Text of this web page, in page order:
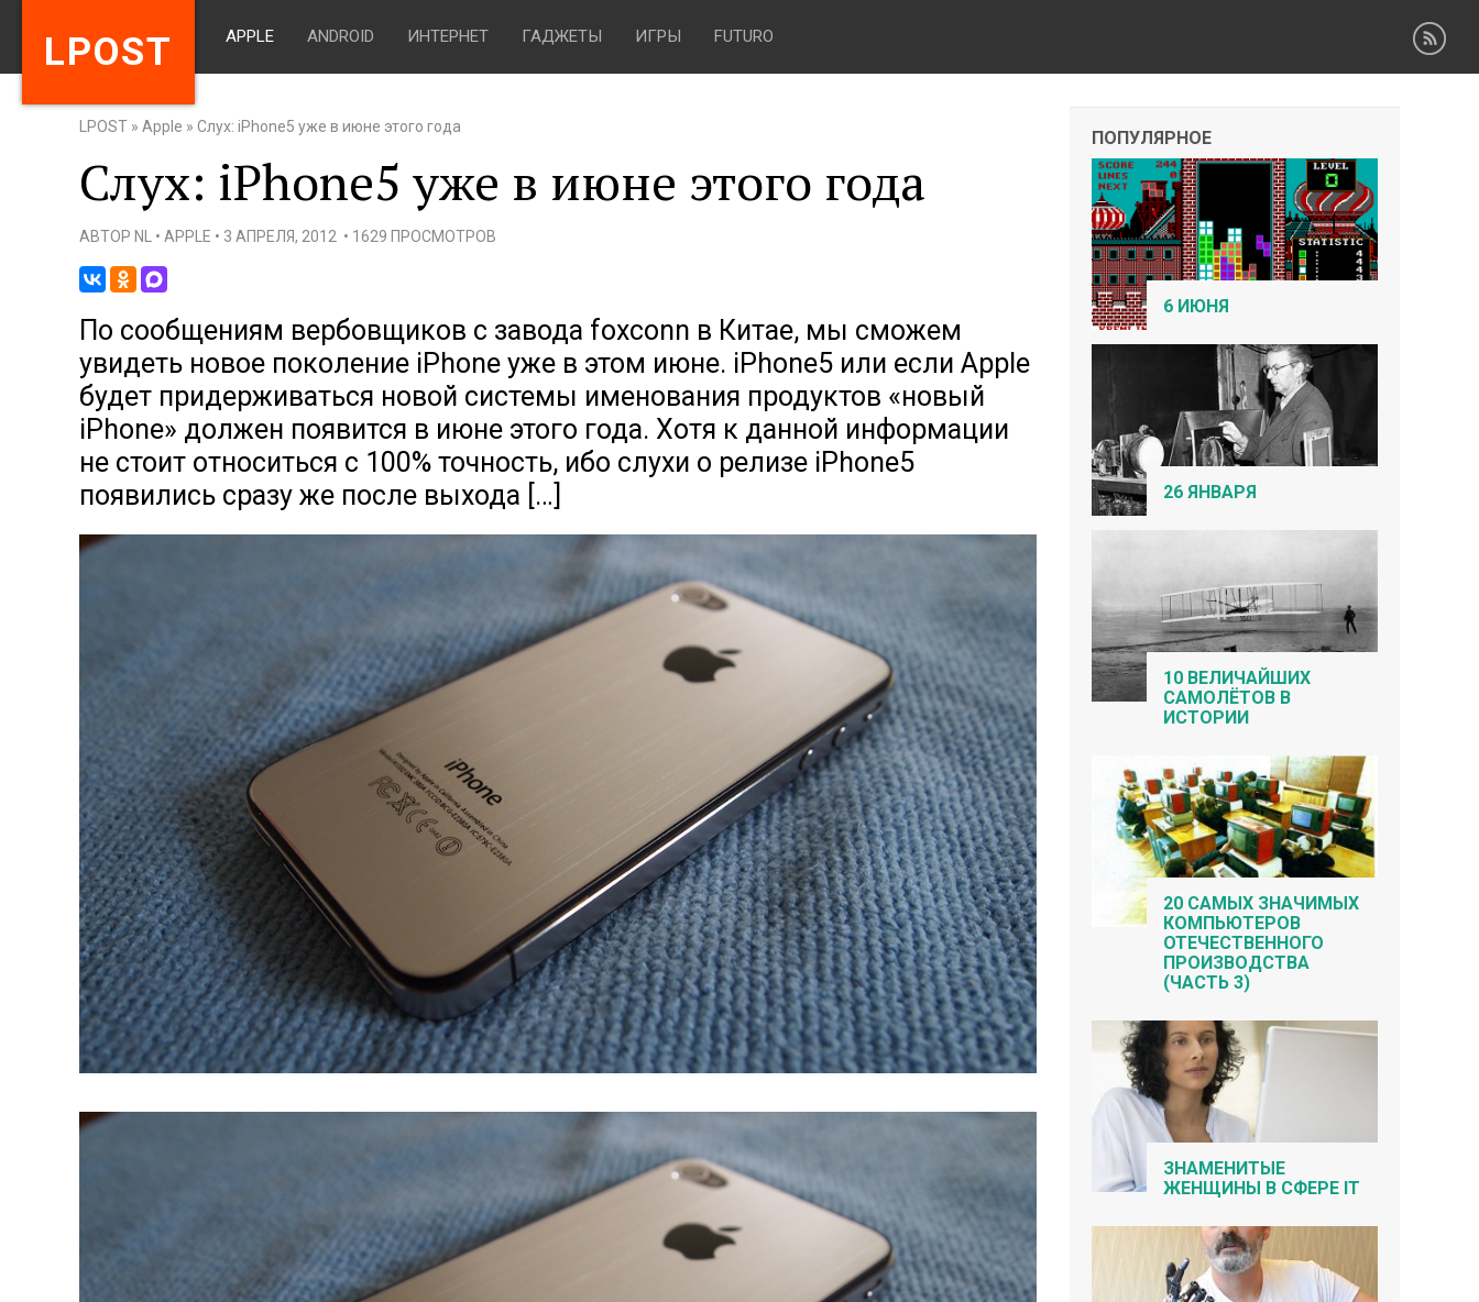
LPOST APPLE ANDROID ИНТЕРНЕТ ГАДЖЕТЫ ИГРЫ FUTURO
LPOST » Apple » Слух: iPhone5 уже в июне этого года
Слух: iPhone5 уже в июне этого года
АВТОР NL • APPLE • 3 АПРЕЛЯ, 2012 • 1629 ПРОСМОТРОВ
По сообщениям вербовщиков с завода foxconn в Китае, мы сможем
увидеть новое поколение iPhone уже в этом июне. iPhone5 или если Apple
будет придерживаться новой системы именования продуктов «новый
iPhone» должен появится в июне этого года. Хотя к данной информации
не стоит относиться с 100% точность, ибо слухи о релизе iPhone5
появились сразу же после выхода […]
ПОПУЛЯРНОЕ
6 ИЮНЯ
26 ЯНВАРЯ
10 ВЕЛИЧАЙШИХ
САМОЛЁТОВ В
ИСТОРИИ
20 САМЫХ ЗНАЧИМЫХ
КОМПЬЮТЕРОВ
ОТЕЧЕСТВЕННОГО
ПРОИЗВОДСТВА
(ЧАСТЬ 3)
ЗНАМЕНИТЫЕ
ЖЕНЩИНЫ В СФЕРЕ IT